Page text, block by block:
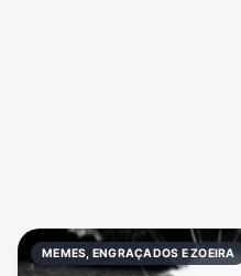
Moda e Beleza Música
MEMES, ENGRAÇADOS E ZOEIRA